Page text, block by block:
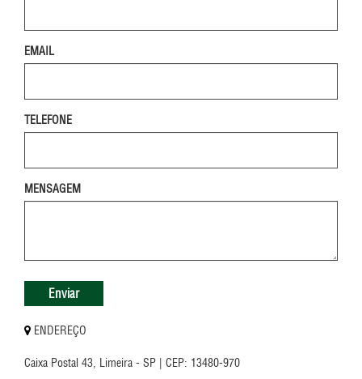
EMAIL
TELEFONE
MENSAGEM
ENDEREÇO
Caixa Postal 43, Limeira - SP | CEP: 13480-970